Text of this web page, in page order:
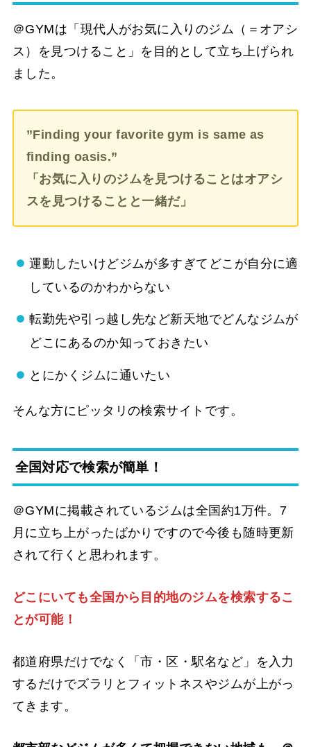
＠GYMは「現代人がお気に入りのジム（＝オアシ
ス）を見つけること」を目的として立ち上げられ
ました。
”Finding your favorite gym is same as
finding oasis.”
「お気に入りのジムを見つけることはオアシ
スを見つけることと一緒だ」
運動したいけどジムが多すぎてどこが自分に適
しているのかわからない
転勤先や引っ越し先など新天地でどんなジムが
どこにあるのか知っておきたい
とにかくジムに通いたい
そんな方にピッタリの検索サイトです。
全国対応で検索が簡単！
＠GYMに掲載されているジムは全国約1万件。7
月に立ち上がったばかりですので今後も随時更新
されて行くと思われます。
どこにいても全国から目的地のジムを検索するこ
とが可能！
都道府県だけでなく「市・区・駅名など」を入力
するだけでズラリとフィットネスやジムが上がっ
てきます。